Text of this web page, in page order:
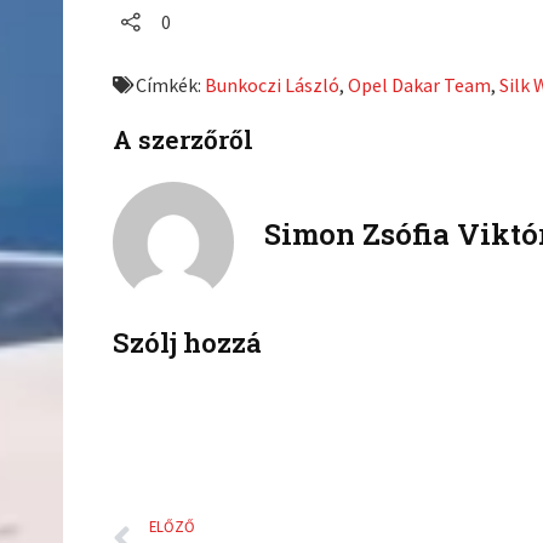
o
f
b
o
t
0
Címkék: Bunkoczi László,Opel Dakar Team,Silk
A szerzőről
Simon Zsófia
Szólj hozzá
Előző
ELŐZŐ